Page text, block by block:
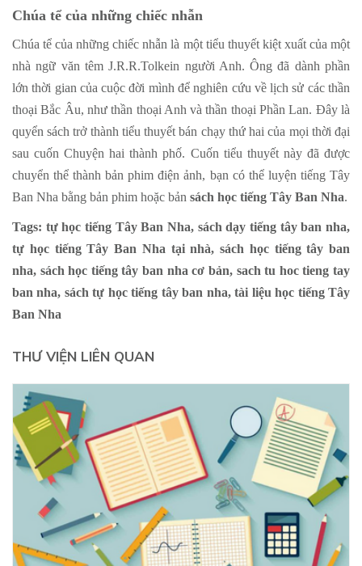
Chúa tể của những chiếc nhẫn
Chúa tể của những chiếc nhẫn là một tiểu thuyết kiệt xuất của một
nhà ngữ văn têm J.R.R.Tolkein người Anh. Ông đã dành phần
lớn thời gian của cuộc đời mình để nghiên cứu về lịch sử các thần
thoại Bắc Âu, như thần thoại Anh và thần thoại Phần Lan. Đây là
quyển sách trở thành tiểu thuyết bán chạy thứ hai của mọi thời đại
sau cuốn Chuyện hai thành phố. Cuốn tiểu thuyết này đã được
chuyển thể thành bản phim điện ảnh, bạn có thể luyện tiếng Tây
Ban Nha bằng bản phim hoặc bản sách học tiếng Tây Ban Nha.
Tags: tự học tiếng Tây Ban Nha, sách dạy tiếng tây ban nha,
tự học tiếng Tây Ban Nha tại nhà, sách học tiếng tây ban
nha, sách học tiếng tây ban nha cơ bản, sach tu hoc tieng tay
ban nha, sách tự học tiếng tây ban nha, tài liệu học tiếng Tây
Ban Nha
THƯ VIỆN LIÊN QUAN